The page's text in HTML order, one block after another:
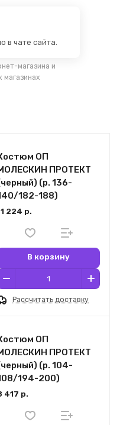
в чате сайта.
магазина и
магазинах
ОП
ПРОТЕКТ
(р. 136-
182-188)
224 р.
В корзину
Рассчитать доставку
ОП
ПРОТЕКТ
(р. 104-
194-200)
417 р.